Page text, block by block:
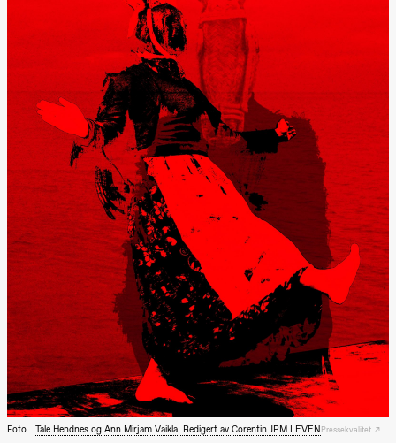
Roll og
Mohamed
Mohamed
Male
Fantasies
Lille scene
(Black Box
teater)
Torsdag 27. august
19.00
Pia Maria
Roll og
Mohamed
Mohamed
Male
Fantasies
Lille scene
(Black Box
teater)
Fredag 28. august
19.00
Pia Maria
Roll og
Mohamed
Mohamed
Foto Tale Hendnes og Ann Mirjam Vaikla. Redigert av Corentin JPM LEVEN Pressekvalitet